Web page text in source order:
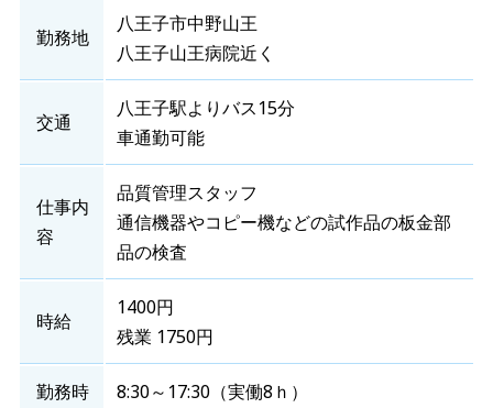
勤務地
八王子市中野山王
八王子山王病院近く
交通
八王子駅よりバス15分
車通勤可能
仕事内
容
品質管理スタッフ
通信機器やコピー機などの試作品の板金部
品の検査
時給
1400円
残業 1750円
勤務時
8:30～17:30（実働8ｈ）